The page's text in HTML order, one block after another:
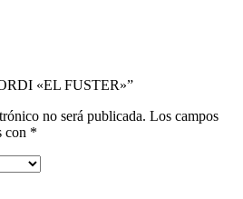
«EL FUSTER»”
no será publicada. Los campos
con *